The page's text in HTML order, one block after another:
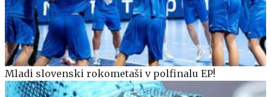
Mladi slovenski rokometaši v polfinalu EP!